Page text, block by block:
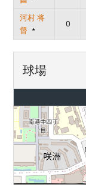
河村 将
督
0
球場